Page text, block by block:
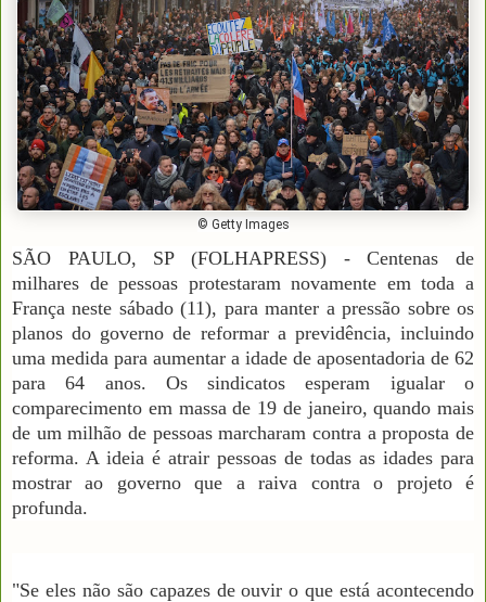
© Getty Images
SÃO PAULO, SP (FOLHAPRESS) - Centenas de
milhares de pessoas protestaram novamente em toda a
França neste sábado (11), para manter a pressão sobre os
planos do governo de reformar a previdência, incluindo
uma medida para aumentar a idade de aposentadoria de 62
para 64 anos. Os sindicatos esperam igualar o
comparecimento em massa de 19 de janeiro, quando mais
de um milhão de pessoas marcharam contra a proposta de
reforma. A ideia é atrair pessoas de todas as idades para
mostrar ao governo que a raiva contra o projeto é
profunda.
"Se eles não são capazes de ouvir o que está acontecendo